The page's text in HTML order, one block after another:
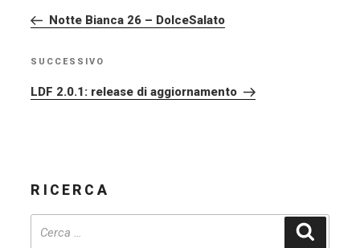
precedente:
Notte Bianca 26 – DolceSalato
Articolo
successivo
SUCCESSIVO
LDF 2.0.1: release di aggiornamento
RICERCA